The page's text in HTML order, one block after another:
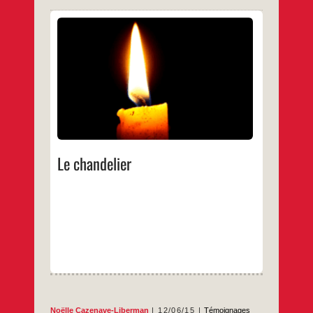
Le chandelier
Comment rester humain ? par Noëlle
Cazenave-Liberman8 novembre 2023 À
l’heure où, en France notamment, des
agressions antisémites physiques, verbales
ou écrites, s’autorisent du martyre des
Palestiniens, tandis qu’une islamophobie
débridée s’autorise des victimes
israéliennes, jusque dans de grands médias
de masse, alors que ces récupérations
instrumentales franco-françaises en
chandelier
Noëlle Cazenave-Liberman 12/06/15 Témoignages